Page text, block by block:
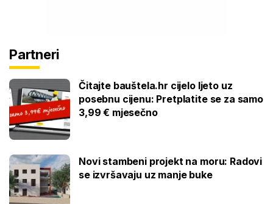
Partneri
Čitajte bauštela.hr cijelo ljeto uz
posebnu cijenu: Pretplatite se za samo
3,99 € mjesečno
Novi stambeni projekt na moru: Radovi
se izvršavaju uz manje buke